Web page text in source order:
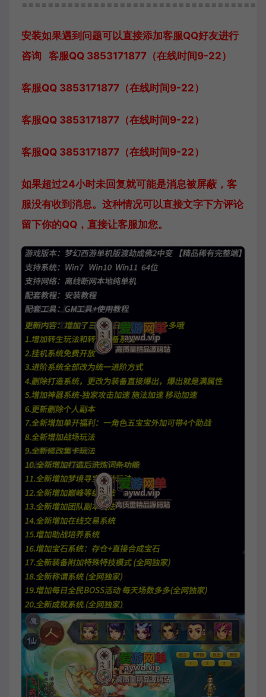
安装如果遇到问题可以直接添加客服QQ好友进行
咨询 客服QQ 3853171877（在线时间9-22）
客服QQ 3853171877（在线时间9-22）
客服QQ 3853171877（在线时间9-22）
客服QQ 3853171877（在线时间9-22）
如果超过24小时未回复就可能是消息被屏蔽，客
服没有收到消息。这种情况可以直接文字下方评论
留下你的QQ，直接让客服加您。